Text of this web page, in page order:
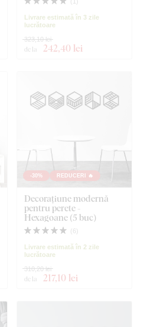
Livrare estimată în 3 zile
lucrătoare
de la 242,40 lei
323,10 lei
-30% REDUCERI 🔥
Decorațiune modernă
pentru perete -
Hexagoane (5 buc)
( 6 )
Livrare estimată în 2 zile
lucrătoare
de la 217,10 lei
310,20 lei